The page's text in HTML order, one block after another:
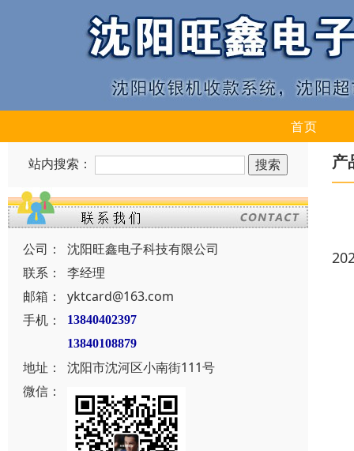
首页
站内搜索：
公司：
沈阳旺鑫电子科技有限公司
联系：
李经理
邮箱：
yktcard@163.com
手机：
13840402397
13840108879
地址：
沈阳市沈河区小南街111号
微信：
产